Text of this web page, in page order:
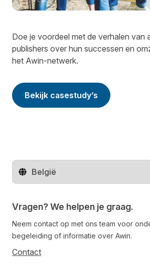
Doe je voordeel met de verhalen van
publishers over hun successen en
het Awin-netwerk.
Bekijk casestudy’s
Regio wijzigen
Vragen? We helpen je graag.
Neem contact op met ons team voor
begeleiding of informatie over Awin.
Contact